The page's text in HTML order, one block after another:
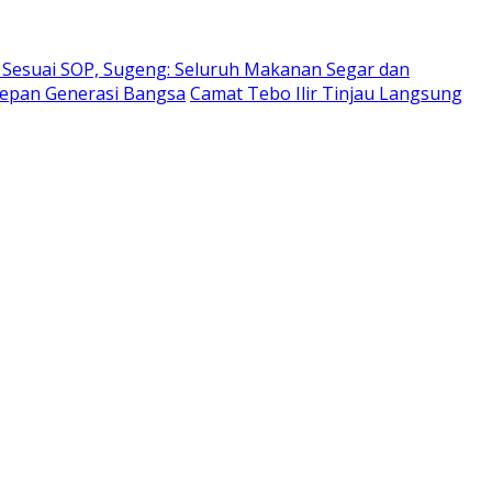
SOP, Sugeng: Seluruh Makanan Segar dan
Generasi Bangsa Camat Tebo Ilir Tinjau Langsung